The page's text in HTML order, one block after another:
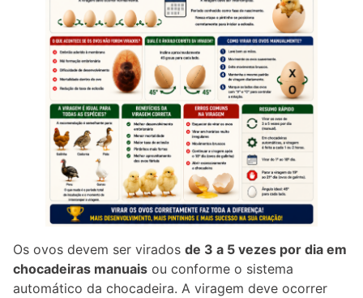
Os ovos devem ser virados de 3 a 5 vezes por dia em
chocadeiras manuais ou conforme o sistema
automático da chocadeira. A viragem deve ocorrer